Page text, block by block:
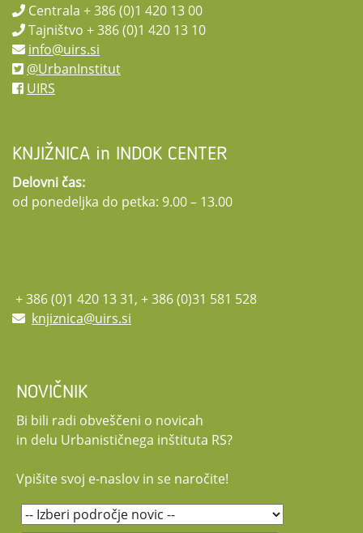
Centrala + 386 (0)1 420 13 00
Tajništvo + 386 (0)1 420 13 10
info@uirs.si
@UrbanInstitut
UIRS
KNJIŽNICA in INDOK CENTER
Delovni čas:
od ponedeljka do petka: 9.00 – 13.00
+ 386 (0)1 420 13 31, + 386 (0)31 581 528
knjiznica@uirs.si
NOVIČNIK
Bi bili radi obveščeni o novicah
in delu Urbanističnega inštituta RS?
Vpišite svoj e-naslov in se naročite!